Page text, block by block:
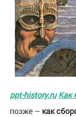
ppt-history.ru Как
позже – как